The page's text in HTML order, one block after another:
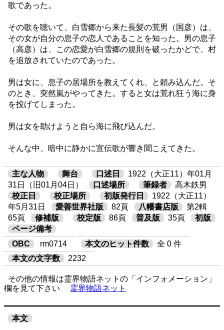
歌であった。
その歌を聴いて、白雪郷から来た長髪の荒男（国彦）は、
その女が自分の息子の恋人であることを知った。男の息子
（高彦）は、この恋愛が白雪郷の規則を破ったかどで、村
を追放されていたのであった。
男は女に、息子の居場所を教えてくれ、と頼み込んだ。そ
のとき、突然嵐がやってきた。すると女は荒れ狂う海に身
を投げてしまった。
男は女を助けようと自ら海に飛び込んだ。
そんな中、暗中に静かに宣伝歌が響き聞こえてきた。
主な人物 舞台 口述日
1922（大正11）年01月
31日（旧01月04日）
口述場所 筆録者
高木鉄男
校正日
校正場所 初版発行日
1922（大正11）
年5月31日
愛善世界社版 82頁 八幡書店版
第2輯
65頁
修補版 校定版 86頁 普及版 35頁
初版
ページ備考
OBC
rm0714 本文のヒット件数
全 0 件
本文の文字数
2232
その他の情報は霊界物語ネットの「インフォメーション」
欄を見て下さい
霊界物語ネット
本文